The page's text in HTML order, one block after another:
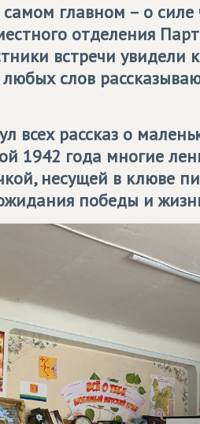
главном – о силе
отделения
встречи
любых слов
всех рассказ о
1942 года многие
несущей в клюве
победы и